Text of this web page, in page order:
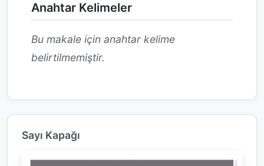
Anahtar Kelimeler
Bu makale için anahtar kelime
belirtilmemiştir.
Sayı Kapağı